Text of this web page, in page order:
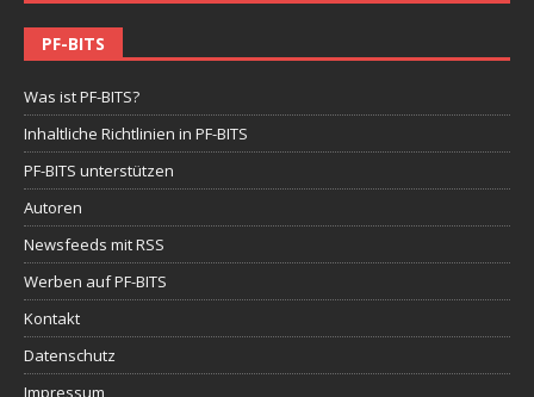
PF-BITS
Was ist PF-BITS?
Inhaltliche Richtlinien in PF-BITS
PF-BITS unterstützen
Autoren
Newsfeeds mit RSS
Werben auf PF-BITS
Kontakt
Datenschutz
Impressum